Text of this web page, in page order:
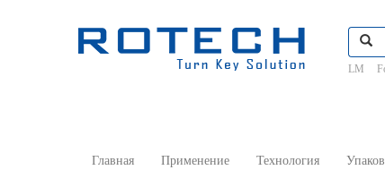
LM
Главная Применение Технология